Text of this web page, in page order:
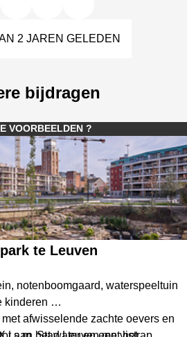
2 JAREN GELEDEN
bijdragen
VOORBEELDEN ?
te Leuven
notenboomgaard, waterspeeltuin
kinderen
afwisselende zachte oevers en